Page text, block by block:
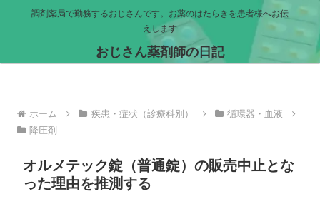
調剤薬局で勤務するおじさんです。お薬のはたらきを患者様へお伝
えします
おじさん薬剤師の日記
ホーム 疾患・症状（診療科別）
循環器・血液
降圧剤
オルメテック錠（普通錠）の販売中止とな
った理由を推測する